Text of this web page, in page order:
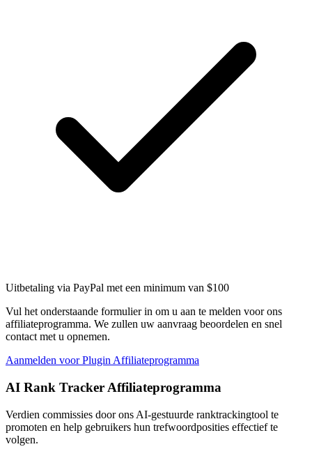
Uitbetaling via PayPal met een minimum van $100
Vul het onderstaande formulier in om u aan te melden voor ons
affiliateprogramma. We zullen uw aanvraag beoordelen en snel
contact met u opnemen.
Aanmelden voor Plugin Affiliateprogramma
AI Rank Tracker Affiliateprogramma
Verdien commissies door ons AI-gestuurde ranktrackingtool te
promoten en help gebruikers hun trefwoordposities effectief te
volgen.